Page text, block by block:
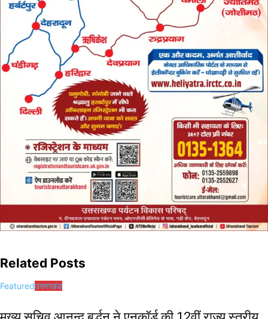
Related Posts
Featuredउत्तराखंड